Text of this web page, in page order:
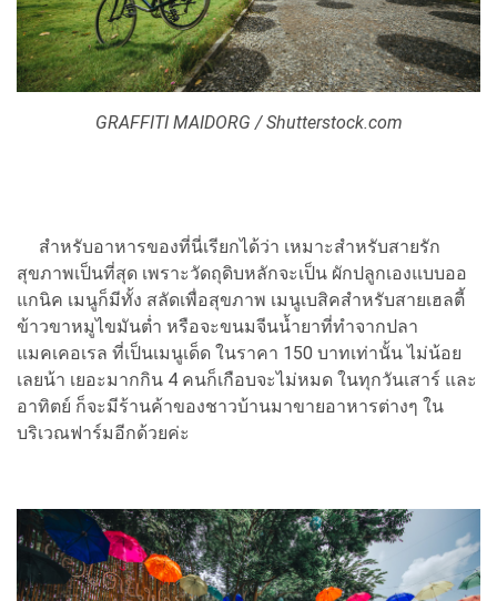
GRAFFITI MAIDORG / Shutterstock.com
สำหรับอาหารของที่นี่เรียกได้ว่า เหมาะสำหรับสายรัก
สุขภาพเป็นที่สุด เพราะวัดถุดิบหลักจะเป็น ผักปลูกเองแบบออ
แกนิค เมนูก็มีทั้ง สลัดเพื่อสุขภาพ เมนูเบสิคสำหรับสายเฮลตี้
ข้าวขาหมูไขมันต่ำ หรือจะขนมจีนน้ำยาที่ทำจากปลา
แมคเคอเรล ที่เป็นเมนูเด็ด ในราคา 150 บาทเท่านั้น ไม่น้อย
เลยน้า เยอะมากกิน 4 คนก็เกือบจะไม่หมด ในทุกวันเสาร์ และ
อาทิตย์ ก็จะมีร้านค้าของชาวบ้านมาขายอาหารต่างๆ ใน
บริเวณฟาร์มอีกด้วยค่ะ